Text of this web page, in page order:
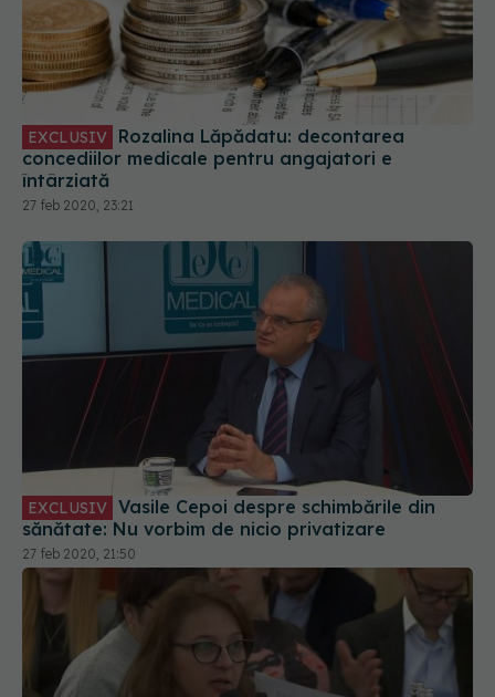
EXCLUSIV
concediilor medicale pentru angajatori e
întârziată
27 feb 2020, 23:21
EXCLUSIV
sănătate: Nu vorbim de nicio privatizare
27 feb 2020, 21:50